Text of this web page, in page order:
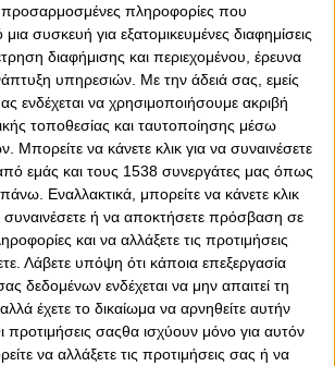
προσαρμοσμένες πληροφορίες που
συσκευή για εξατομικευμένες διαφημίσεις
διαφήμισης και περιεχομένου, έρευνα
υπηρεσιών. Με την άδειά σας, εμείς
ενδέχεται να χρησιμοποιήσουμε ακριβή
τοποθεσίας και ταυτοποίησης μέσω
να κάνετε κλικ για να συναινέσετε
εμάς και τους 1538 συνεργάτες μας όπως
Εναλλακτικά, μπορείτε να κάνετε κλικ
συναινέσετε ή να αποκτήσετε πρόσβαση σε
και να αλλάξετε τις προτιμήσεις
Λάβετε υπόψη ότι κάποια επεξεργασία
δεδομένων ενδέχεται να μην απαιτεί τη
έχετε το δικαίωμα να αρνηθείτε αυτήν
προτιμήσεις σαςθα ισχύουν μόνο για αυτόν
να αλλάξετε τις προτιμήσεις σας ή να
θα πορευτεί ο Ολυμπιακός τη
καθώς ο Έλληνας γκαρντ
την καριέρα του στην ομάδα
επέλεξε να κλείσει για δεύτερη φορά
καθώς στα 33 του χρόνια
με τον ρόλο και τον χρόνο που
του Γιώργου Μπαρτζώκα. Στον Θρύλο
έως το 2015. Το 2015 επέλεξε να
Λιμάνι για τη Φενέρμπαχτσε, στην
πενταετία.